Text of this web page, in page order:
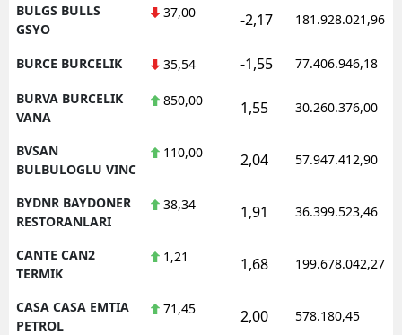
BULGS BULLS
GSYO
37,00 -2,17 181.928.021,96
BURCE BURCELIK 35,54 -1,55 77.406.946,18
BURVA BURCELIK
VANA
850,00 1,55 30.260.376,00
BVSAN
BULBULOGLU VINC
110,00 2,04 57.947.412,90
BYDNR BAYDONER
RESTORANLARI
38,34 1,91 36.399.523,46
CANTE CAN2
TERMIK
1,21 1,68 199.678.042,27
CASA CASA EMTIA
PETROL
71,45 2,00 578.180,45